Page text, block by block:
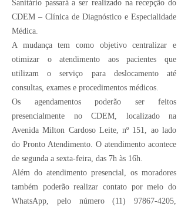
Sanitário passará a ser realizado na recepção do
CDEM – Clínica de Diagnóstico e Especialidade
Médica.
A mudança tem como objetivo centralizar e
otimizar o atendimento aos pacientes que
utilizam o serviço para deslocamento até
consultas, exames e procedimentos médicos.
Os agendamentos poderão ser feitos
presencialmente no CDEM, localizado na
Avenida Milton Cardoso Leite, nº 151, ao lado
do Pronto Atendimento. O atendimento acontece
de segunda a sexta-feira, das 7h às 16h.
Além do atendimento presencial, os moradores
também poderão realizar contato por meio do
WhatsApp, pelo número(11) 97867-4205